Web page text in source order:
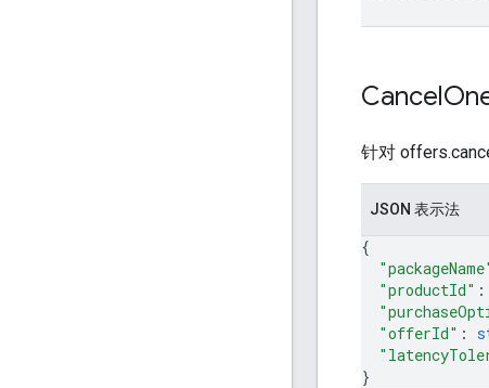
Cancel
针对
JSON 表示法
{
"productId" :
"offerId" :
}